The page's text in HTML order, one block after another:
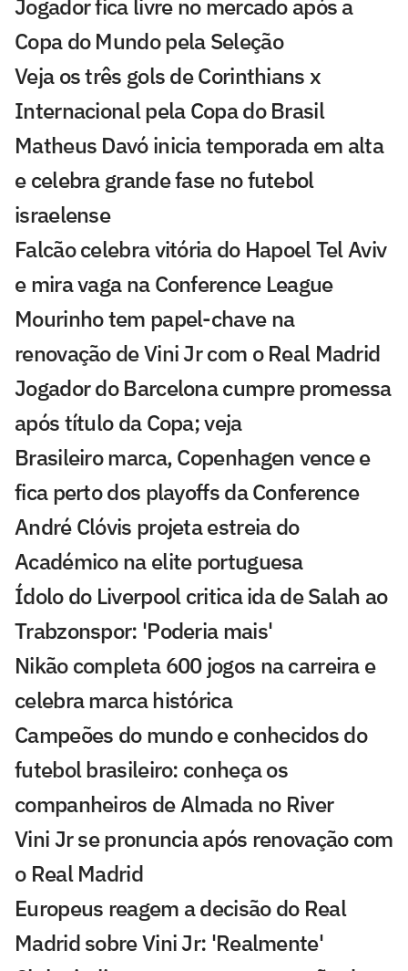
Jogador fica livre no mercado após a
Copa do Mundo pela Seleção
Veja os três gols de Corinthians x
Internacional pela Copa do Brasil
Matheus Davó inicia temporada em alta
e celebra grande fase no futebol
israelense
Falcão celebra vitória do Hapoel Tel Aviv
e mira vaga na Conference League
Mourinho tem papel-chave na
renovação de Vini Jr com o Real Madrid
Jogador do Barcelona cumpre promessa
após título da Copa; veja
Brasileiro marca, Copenhagen vence e
fica perto dos playoffs da Conference
André Clóvis projeta estreia do
Académico na elite portuguesa
Ídolo do Liverpool critica ida de Salah ao
Trabzonspor: 'Poderia mais'
Nikão completa 600 jogos na carreira e
celebra marca histórica
Campeões do mundo e conhecidos do
futebol brasileiro: conheça os
companheiros de Almada no River
Vini Jr se pronuncia após renovação com
o Real Madrid
Europeus reagem a decisão do Real
Madrid sobre Vini Jr: 'Realmente'